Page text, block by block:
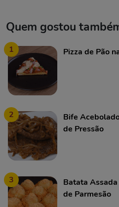
Quem gostou
1 Pizza de Pão
2
Bife
de Pressão
3
Batata
de Parmesão